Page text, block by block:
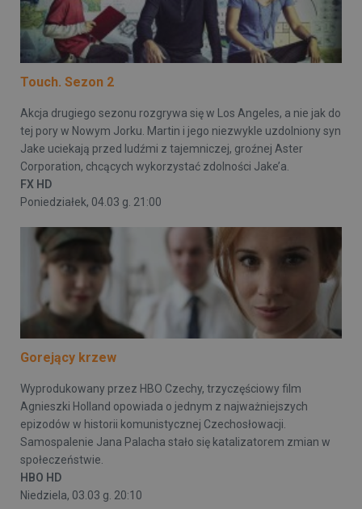
Touch. Sezon 2
Akcja drugiego sezonu rozgrywa się w Los Angeles, a nie jak do
tej pory w Nowym Jorku. Martin i jego niezwykle uzdolniony syn
Jake uciekają przed ludźmi z tajemniczej, groźnej Aster
Corporation, chcących wykorzystać zdolności Jake’a.
FX HD
Poniedziałek, 04.03 g. 21:00
Gorejący krzew
Wyprodukowany przez HBO Czechy, trzyczęściowy film
Agnieszki Holland opowiada o jednym z najważniejszych
epizodów w historii komunistycznej Czechosłowacji.
Samospalenie Jana Palacha stało się katalizatorem zmian w
społeczeństwie.
HBO HD
Niedziela, 03.03 g. 20:10